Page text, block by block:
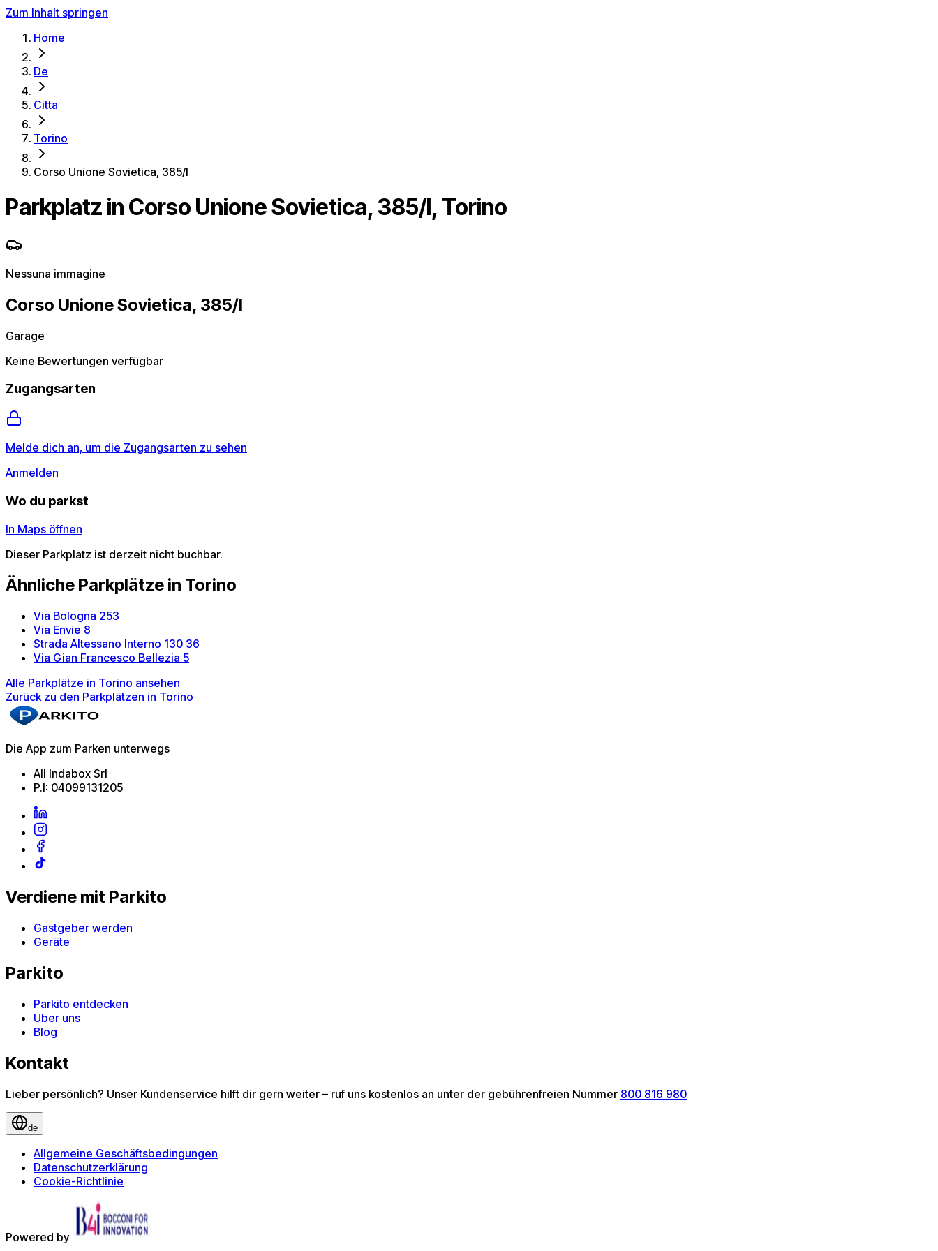
Zum Inhalt springen
Home
De
Citta
Torino
Corso Unione Sovietica, 385/I
Parkplatz in Corso Unione Sovietica, 385/I, Torino
Nessuna immagine
Corso Unione Sovietica, 385/I
Garage
Keine Bewertungen verfügbar
Zugangsarten
Melde dich an, um die Zugangsarten zu sehen
Anmelden
Wo du parkst
In Maps öffnen
Dieser Parkplatz ist derzeit nicht buchbar.
Ähnliche Parkplätze in Torino
Via Bologna 253
Via Envie 8
Strada Altessano Interno 130 36
Via Gian Francesco Bellezia 5
Alle Parkplätze in Torino ansehen
Zurück zu den Parkplätzen in Torino
Die App zum Parken unterwegs
All Indabox Srl
P.I: 04099131205
Verdiene mit Parkito
Gastgeber werden
Geräte
Parkito
Parkito entdecken
Über uns
Blog
Kontakt
Lieber persönlich? Unser Kundenservice hilft dir gern weiter – ruf uns kostenlos an unter der gebührenfreien Nummer 800 816 980
de
Allgemeine Geschäftsbedingungen
Datenschutzerklärung
Cookie-Richtlinie
Powered by